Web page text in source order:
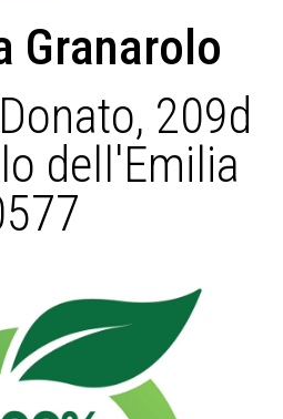
Granarolo
209d
dell'Emilia